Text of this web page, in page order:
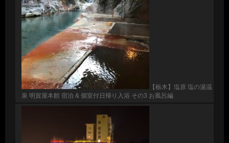
【栃木】塩原 塩の湯温
泉 明賀屋本館 宿泊 & 個室付日帰り入浴 その3 お風呂編